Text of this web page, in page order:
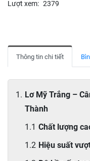
Lượt xem: 2379
Thông tin chi tiết
Lơ Mỹ Trắng –
Thành
Chất lượng
Hiệu suất